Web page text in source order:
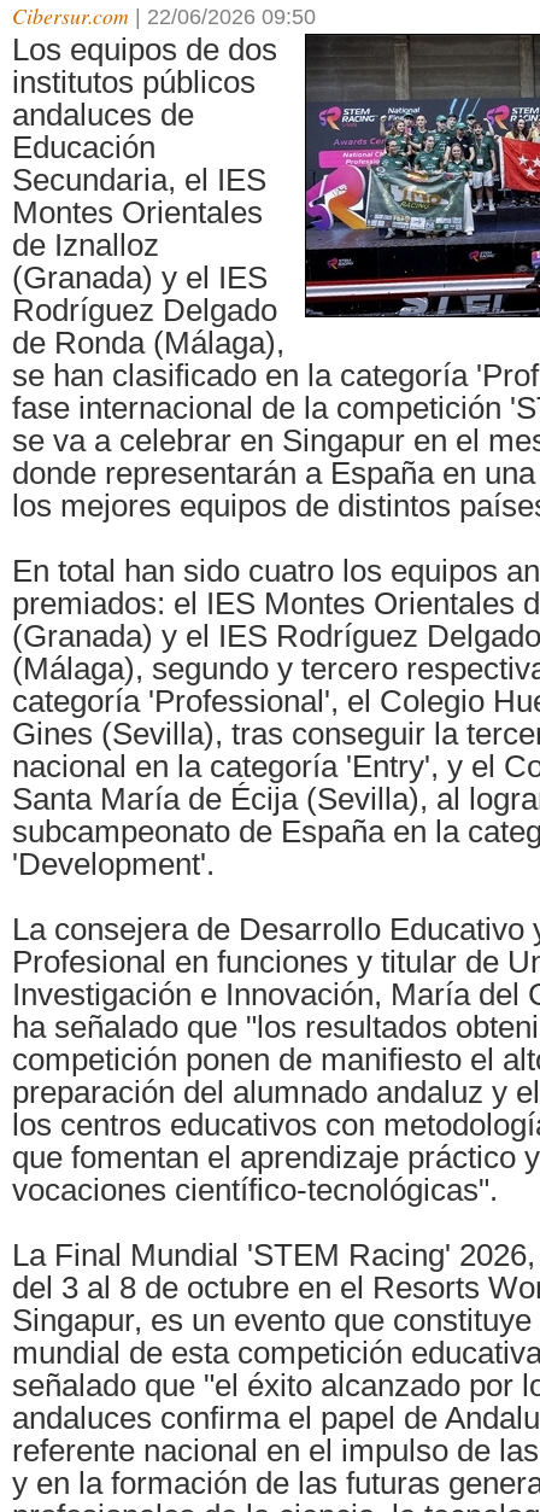
Cibersur.com 22/06/2026 09:50
Los equipos de dos
institutos públicos
andaluces de
Educación
Secundaria, el IES
Montes Orientales
de Iznalloz
(Granada) y el IES
Rodríguez Delgado
de Ronda (Málaga),
se han clasificado en la categoría
fase internacional de la competición
se va a celebrar en Singapur en el
donde representarán a España en
los mejores equipos de distintos
En total han sido cuatro los equipos
premiados: el IES Montes Orientales
(Granada) y el IES Rodríguez
(Málaga), segundo y tercero
categoría 'Professional', el Colegio
Gines (Sevilla), tras conseguir la
nacional en la categoría 'Entry', y el
Santa María de Écija (Sevilla), al
subcampeonato de España en la
'Development'.
La consejera de Desarrollo Educativo
Profesional en funciones y titular de
Investigación e Innovación, María del
ha señalado que "los resultados
competición ponen de manifiesto el
preparación del alumnado andaluz y
los centros educativos con
que fomentan el aprendizaje práctico
vocaciones científico-tecnológicas".
La Final Mundial 'STEM Racing'
del 3 al 8 de octubre en el Resorts
Singapur, es un evento que
mundial de esta competición
señalado que "el éxito alcanzado por
andaluces confirma el papel de
referente nacional en el impulso de
y en la formación de las futuras